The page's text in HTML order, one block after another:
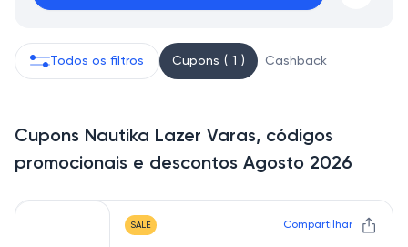
Todos os filtros Cupons ( 1 ) Cashback
Cupons Nautika Lazer Varas, códigos
promocionais e descontos Agosto 2026
SALE Compartilhar